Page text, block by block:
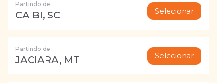
Partindo de
CAIBI, SC Selecionar
Partindo de
JACIARA, MT Selecionar